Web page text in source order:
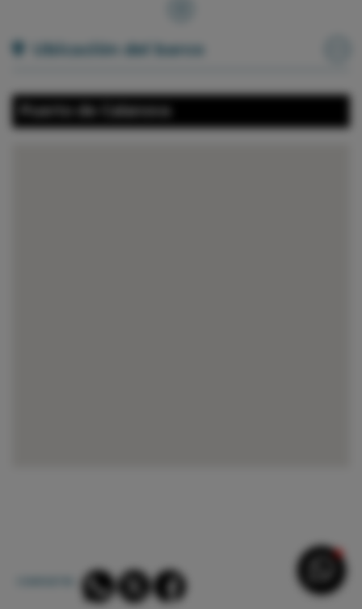
Ubicación del barco
Puerto de Calanova